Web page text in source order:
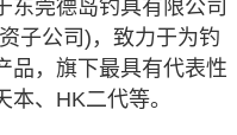
东莞德岛钓具有限公司
子公司)，致力于为钓
品，旗下最具有代表性
、HK二代等。